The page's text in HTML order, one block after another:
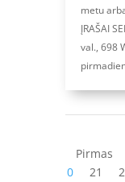
metu
ĮRAŠAI
val., 698
Pirmas
0
21